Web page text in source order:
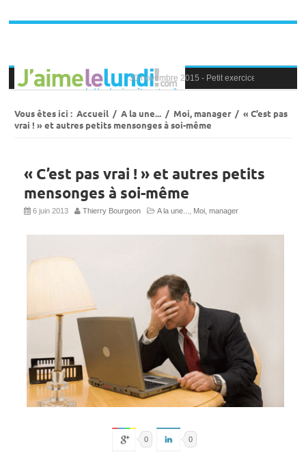
Dernière minute : 30 novembre 2015 - Petit exercice de la
30 novembre 2015 -Blague au bureau #9
23 novembre 2015 -Le syndrome de
Vous êtes ici :Accueil /A la une... / Moi, manager/« C’est pas
vrai ! » et autres petits mensonges à soi-même
« C’est pas vrai ! » et autres petits
mensonges à soi-même
6 juin 2013 Thierry Bourgeon A la une... Moi, manager
0 0